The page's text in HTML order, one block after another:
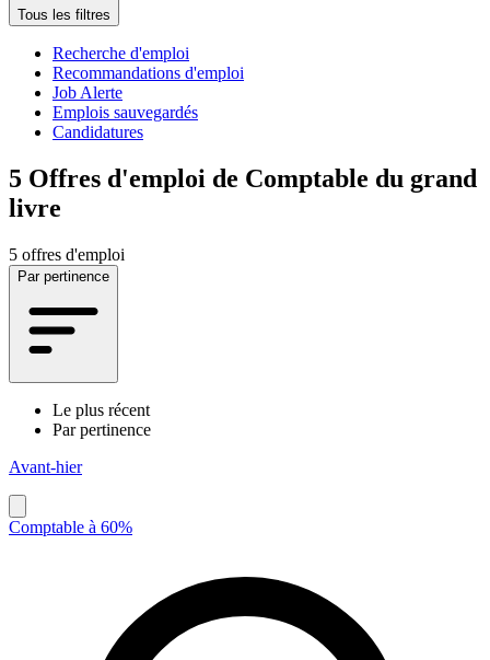
Tous les filtres
Recherche d'emploi
Recommandations d'emploi
Job Alerte
Emplois sauvegardés
Candidatures
5 Offres d'emploi de Comptable du grand
livre
5 offres d'emploi
Par pertinence
Le plus récent
Par pertinence
Avant-hier
Comptable à 60%